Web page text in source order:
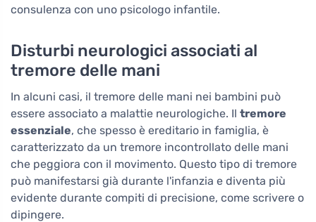
consulenza con uno psicologo infantile.
Disturbi neurologici associati al
tremore delle mani
In alcuni casi, il tremore delle mani nei bambini può
essere associato a malattie neurologiche. Il tremore
essenziale, che spesso è ereditario in famiglia, è
caratterizzato da un tremore incontrollato delle mani
che peggiora con il movimento. Questo tipo di tremore
può manifestarsi già durante l'infanzia e diventa più
evidente durante compiti di precisione, come scrivere o
dipingere.